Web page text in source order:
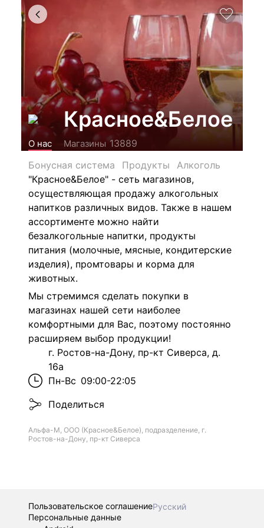
Красное&Белое
О нас Магазины 13889
Бонусная система
Продукты
Алкоголь
"Красное&Белое" - сеть магазинов,
осуществляющая продажу алкогольных
напитков различных видов. Также в нашем
ассортименте можно найти
безалкогольные напитки, продукты
питания (молочные, мясные, кондитерские
изделия), промтовары и корма для
животных.
Мы стремимся сделать покупки в
магазинах нашей сети наиболее
комфортными для Вас, поэтому постоянно
расширяем выбор продукции!
г. Ростов-на-Дону, пр-кт Сиверса, д.
16а
Пн-Вс 09:00-22:05
Поделиться
Альфа-М, ООО (Красное&Белое), подразделение, г.
Ростов-на-Дону, пр-кт Сиверса
Пользовательское соглашениеРусский
Персональные данные